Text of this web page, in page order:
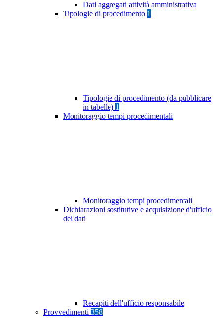
Dati aggregati attività amministrativa
Tipologie di procedimento 1
Tipologie di procedimento (da pubblicare
in tabelle) 1
Monitoraggio tempi procedimentali
Monitoraggio tempi procedimentali
Dichiarazioni sostitutive e acquisizione d'ufficio
dei dati
Recapiti dell'ufficio responsabile
Provvedimenti 358